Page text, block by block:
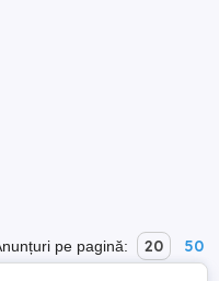
pe pagină: 20 50